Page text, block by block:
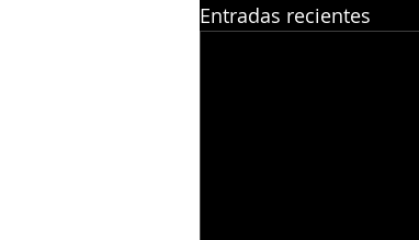
Entradas recientes